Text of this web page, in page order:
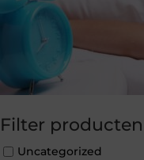
Filter producten
Uncategorized